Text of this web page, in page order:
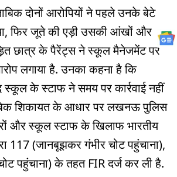
दोनों आरोपियों ने पहले उनके बेटे
फिर जूते की एड़ी उसकी आंखों और
छात्र के पैरेंट्स ने स्कूल मैनेजमेंट पर
लगाया है. उनका कहना है कि
के स्टाफ ने समय पर कार्रवाई नहीं
शिकायत के आधार पर लखनऊ पुलिस
और स्कूल स्टाफ के खिलाफ भारतीय
117 (जानबूझकर गंभीर चोट पहुंचाना),
पहुंचाना) के तहत FIR दर्ज कर ली है.